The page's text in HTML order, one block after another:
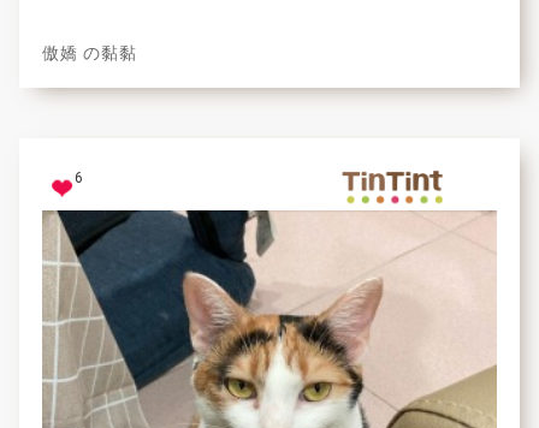
傲嬌 の黏黏
6